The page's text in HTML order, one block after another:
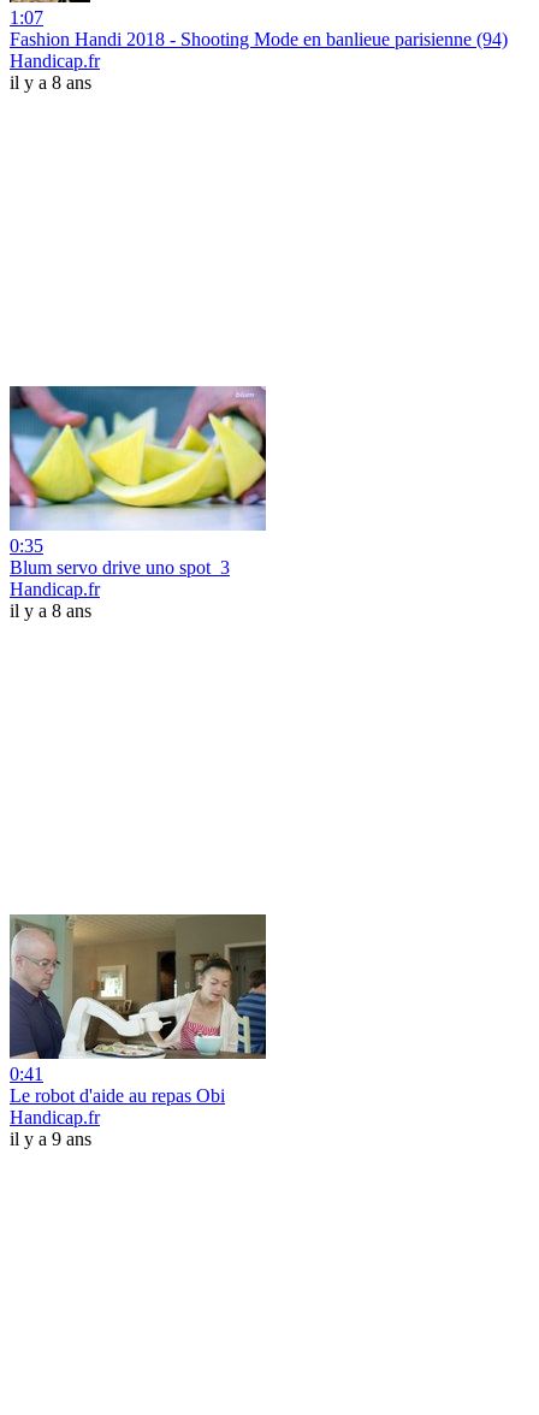
1:07
Fashion Handi 2018 - Shooting Mode en banlieue parisienne (94)
Handicap.fr
il y a 8 ans
0:35
Blum servo drive uno spot_3
Handicap.fr
il y a 8 ans
0:41
Le robot d'aide au repas Obi
Handicap.fr
il y a 9 ans